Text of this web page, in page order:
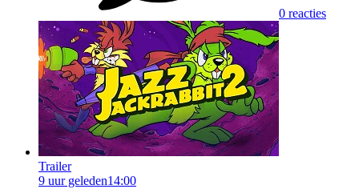
0 reacties
Trailer
9 uur geleden14:00